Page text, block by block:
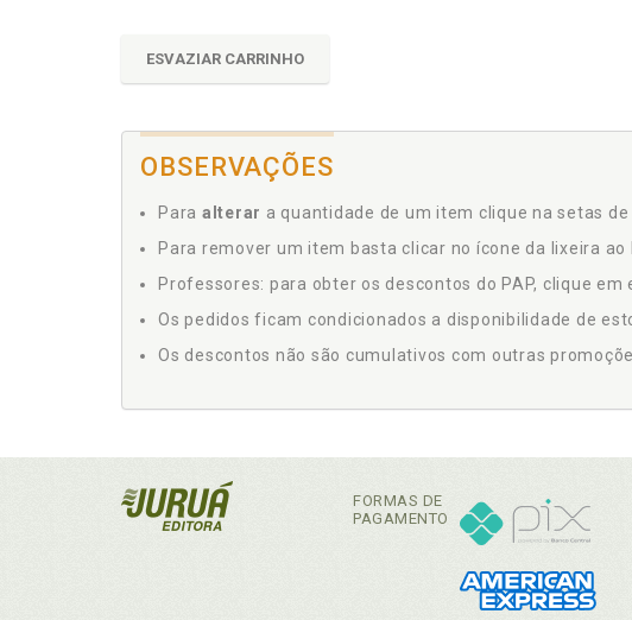
ESVAZIAR CARRINHO
OBSERVAÇÕES
Para alterar a quantidade de um item clique na setas
Para remover um item basta clicar no ícone da lixeira
Professores: para obter os descontos do PAP, clique
Os pedidos ficam condicionados a disponibilidade de
Os descontos não são cumulativos com outras
FORMAS DE
PAGAMENTO